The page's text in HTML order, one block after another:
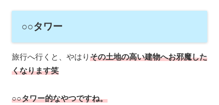
○○タワー
旅行へ行くと、やはり その土地の高い建物へお邪魔した
くなります笑
○○タワー的なやつですね。